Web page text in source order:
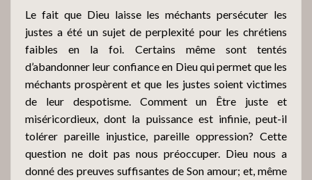
Le fait que Dieu laisse les méchants persécuter les
justes a été un sujet de perplexité pour les chrétiens
faibles en la foi. Certains même sont tentés
d’abandonner leur confiance en Dieu qui permet que les
méchants prospèrent et que les justes soient victimes
de leur despotisme. Comment un Être juste et
miséricordieux, dont la puissance est infinie, peut-il
tolérer pareille injustice, pareille oppression? Cette
question ne doit pas nous préoccuper. Dieu nous a
donné des preuves suffisantes de Son amour; et, même